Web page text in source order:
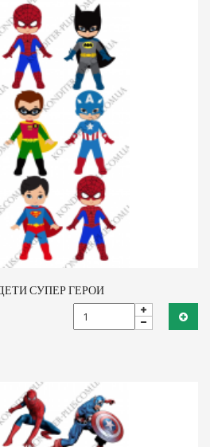
СУПЕР ГЕРОИ